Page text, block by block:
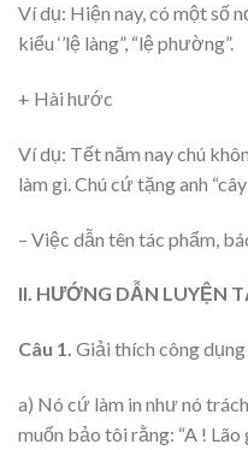
Ví dụ: Hiện nay, có một số
kiểu ‘’lệ làng”, “lệ phường”.
+ Hài hước
Ví dụ: Tết năm nay chú
làm gì. Chú cứ tặng anh
– Việc dẫn tên tác phẩm,
II. HƯỚNG DẪN LUYỆN
Câu 1. Giải thích công
a) Nó cứ làm in như nó
muốn bảo tôi rằng: “A !